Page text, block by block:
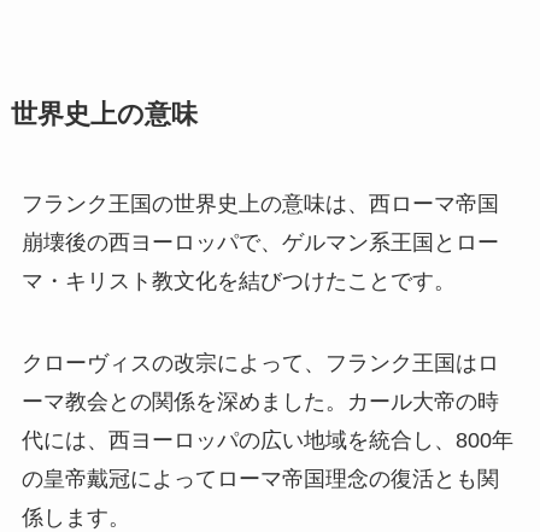
世界史上の意味
フランク王国の世界史上の意味は、西ローマ帝国
崩壊後の西ヨーロッパで、ゲルマン系王国とロー
マ・キリスト教文化を結びつけたことです。
クローヴィスの改宗によって、フランク王国はロ
ーマ教会との関係を深めました。カール大帝の時
代には、西ヨーロッパの広い地域を統合し、800年
の皇帝戴冠によってローマ帝国理念の復活とも関
係します。